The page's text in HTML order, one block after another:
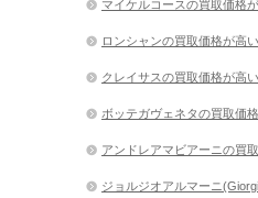
マイケルコースの買取価格
ロンシャンの買取価格が高
クレイサスの買取価格が高
ボッテガヴェネタの買取価
アンドレアマビアーニの買
ジョルジオアルマーニ